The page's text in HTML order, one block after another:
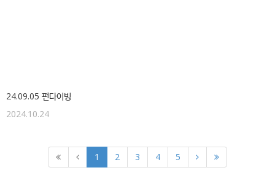
24.09.05 펀다이빙
2024.10.24
1 2 3 4 5